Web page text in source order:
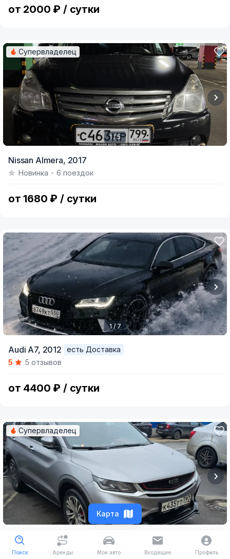
от 2000 ₽ / сутки
of
Супервладелец
1 / 5
Nissan Almera, 2017
Новинка 6 поездок
от 1680 ₽ / сутки
of
1 / 7
Audi A7, 2012
есть Доставка
5
5 отзывов
от 4400 ₽ / сутки
Супервладелец
1 / 6
Geely Coolray,2023
есть Доставка
5
37 отзывов
Поиск Аренды Мои авто Входящие Профиль
Карта